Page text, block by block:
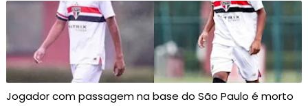
Jogador com passagem na base do São Paulo é morto